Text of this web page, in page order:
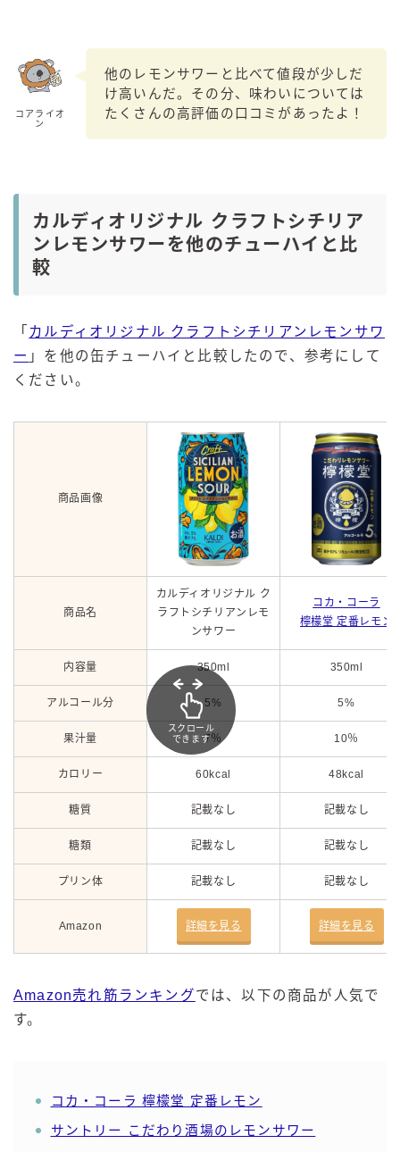
コアライオ
ン
他のレモンサワーと比べて値段が少しだ
け高いんだ。その分、味わいについては
たくさんの高評価の口コミがあったよ！
カルディオリジナル クラフトシチリア
ンレモンサワーを他のチューハイと比
較
「 カルディオリジナル クラフトシチリアンレモンサワ
ー 」を他の缶チューハイと比較したので、参考にして
ください。
商品画像
商品名
カルディオリジナル ク
ラフトシチリアンレモ
ンサワー
コカ・コーラ
檸檬堂 定番レモン
内容量 350ml 350ml
アルコール分 5% 5%
果汁量 7％ 10％
カロリー 60kcal 48kcal
糖質 記載なし 記載なし
糖類 記載なし 記載なし
プリン体 記載なし 記載なし
Amazon 詳細を見る 詳細を見る
スクロール
できます
Amazon売れ筋ランキングでは、以下の商品が人気で
す。
コカ・コーラ 檸檬堂 定番レモン
サントリー こだわり酒場のレモンサワー